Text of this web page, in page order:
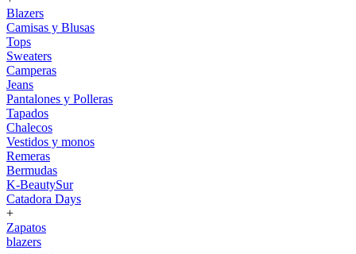
Blazers
Camisas y Blusas
Tops
Sweaters
Camperas
Jeans
Pantalones y Polleras
Tapados
Chalecos
Vestidos y monos
Remeras
Bermudas
K-BeautySur
Catadora Days
+
Zapatos
blazers